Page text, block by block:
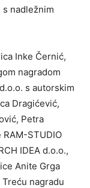
nadležnim
Inke Černić,
nagradom
s autorskim
Dragićević,
Petra
STUDIO
IDEA d.o.o.,
Anite Grga
nagradu